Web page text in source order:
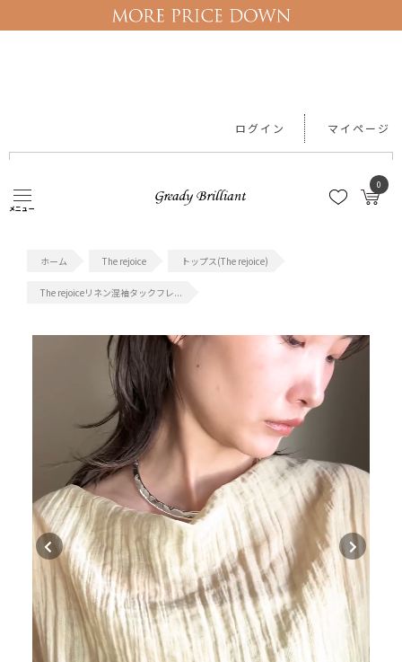
メニュー
0
ログイン マイページ
#セール #レース #機能性アイテム
The rejoice トップス(The rejoice)
The rejoiceリネン混袖タックフレ...